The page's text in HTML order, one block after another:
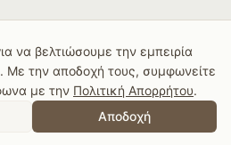
Boule. All rights Reserved.
Αγορά Κάρτας Δώρου
να βελτιώσουμε την εμπειρία
την αποδοχή τους, συμφωνείτε
με την Πολιτική Απορρήτου.
Αποδοχή